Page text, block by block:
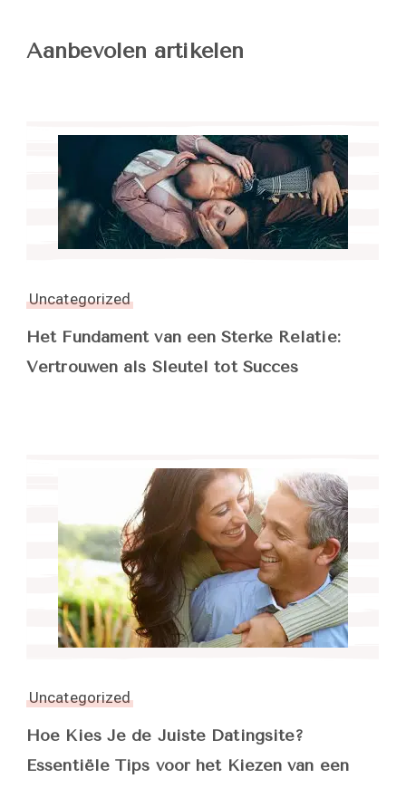
Aanbevolen artikelen
Uncategorized
Het Fundament van een Sterke Relatie:
Vertrouwen als Sleutel tot Succes
Uncategorized
Hoe Kies Je de Juiste Datingsite?
Essentiële Tips voor het Kiezen van een